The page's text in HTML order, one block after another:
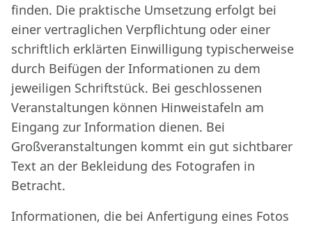
finden. Die praktische Umsetzung erfolgt bei
einer vertraglichen Verpflichtung oder einer
schriftlich erklärten Einwilligung typischerweise
durch Beifügen der Informationen zu dem
jeweiligen Schriftstück. Bei geschlossenen
Veranstaltungen können Hinweistafeln am
Eingang zur Information dienen. Bei
Großveranstaltungen kommt ein gut sichtbarer
Text an der Bekleidung des Fotografen in
Betracht.
Informationen, die bei Anfertigung eines Fotos